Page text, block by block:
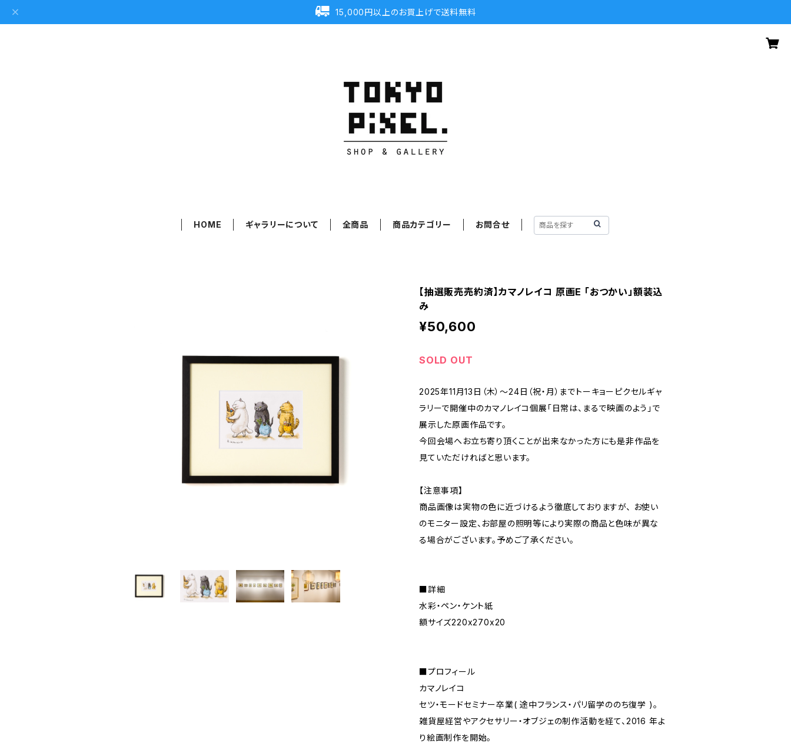
15,000円以上のお買上げで送料無料
HOME ギャラリーについて 全商品 商品カテゴリー お問合せ
【抽選販売売約済】カマノレイコ 原画E 「おつかい」額装込
み
¥50,600
SOLD OUT
2025年11月13日（木）～24日（祝・月）までトーキョーピクセルギャ
ラリーで開催中のカマノレイコ個展「日常は、まるで映画のよう」で
展示した原画作品です。
今回会場へお立ち寄り頂くことが出来なかった方にも是非作品を
見ていただければと思います。
【注意事項】
商品画像は実物の色に近づけるよう徹底しておりますが、 お使い
のモニター設定、お部屋の照明等により実際の商品と色味が異な
る場合がございます。予めご了承ください。
■詳細
水彩・ペン・ケント紙
額サイズ220x270x20
■プロフィール
カマノレイコ
セツ・モードセミナー卒業( 途中フランス・パリ留学ののち復学 )。
雑貨屋経営やアクセサリー・オブジェの制作活動を経て、2016 年よ
り絵画制作を開始。